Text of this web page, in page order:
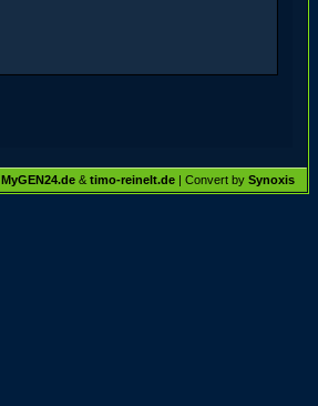
MyGEN24.de & timo-reinelt.de | Convert by Synoxis